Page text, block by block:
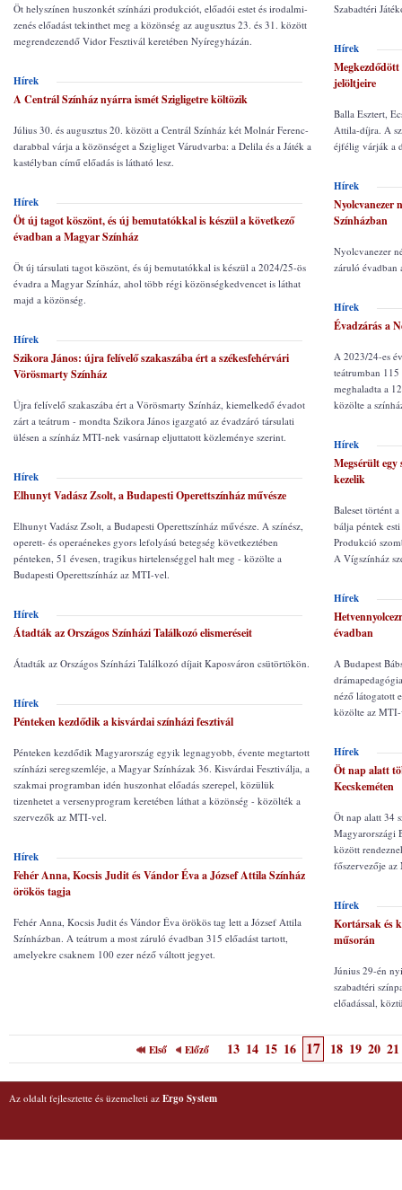
Öt helyszínen huszonkét színházi produkciót, előadói estet és irodalmi-
zenés előadást tekinthet meg a közönség az augusztus 23. és 31. között
megrendezendő Vidor Fesztivál keretében Nyíregyházán.
Hírek
A Centrál Színház nyárra ismét Szigligetre költözik
Július 30. és augusztus 20. között a Centrál Színház két Molnár Ferenc-
darabbal várja a közönséget a Szigliget Várudvarba: a Delila és a Játék a
kastélyban című előadás is látható lesz.
Hírek
Öt új tagot köszönt, és új bemutatókkal is készül a következő
évadban a Magyar Színház
Öt új társulati tagot köszönt, és új bemutatókkal is készül a 2024/25-ös
évadra a Magyar Színház, ahol több régi közönségkedvencet is láthat
majd a közönség.
Hírek
Szikora János: újra felívelő szakaszába ért a székesfehérvári
Vörösmarty Színház
Újra felívelő szakaszába ért a Vörösmarty Színház, kiemelkedő évadot
zárt a teátrum - mondta Szikora János igazgató az évadzáró társulati
ülésen a színház MTI-nek vasárnap eljuttatott közleménye szerint.
Hírek
Elhunyt Vadász Zsolt, a Budapesti Operettszínház művésze
Elhunyt Vadász Zsolt, a Budapesti Operettszínház művésze. A színész,
operett- és operaénekes gyors lefolyású betegség következtében
pénteken, 51 évesen, tragikus hirtelenséggel halt meg - közölte a
Budapesti Operettszínház az MTI-vel.
Hírek
Átadták az Országos Színházi Találkozó elismeréseit
Átadták az Országos Színházi Találkozó díjait Kaposváron csütörtökön.
Hírek
Pénteken kezdődik a kisvárdai színházi fesztivál
Pénteken kezdődik Magyarország egyik legnagyobb, évente megtartott
színházi seregszemléje, a Magyar Színházak 36. Kisvárdai Fesztiválja, a
szakmai programban idén huszonhat előadás szerepel, közülük
tizenhetet a versenyprogram keretében láthat a közönség - közölték a
szervezők az MTI-vel.
Hírek
Fehér Anna, Kocsis Judit és Vándor Éva a József Attila Színház
örökös tagja
Fehér Anna, Kocsis Judit és Vándor Éva örökös tag lett a József Attila
Színházban. A teátrum a most záruló évadban 315 előadást tartott,
amelyekre csaknem 100 ezer néző váltott jegyet.
Szabadtéri
Hírek
Megkezdődött
jelöltjeire
Balla Esztert,
Attila-díjra. A
éjfélig várják a
Hírek
Nyolcvanezer
Színházban
Nyolcvanezer
záruló évadban
Hírek
Évadzárás a
A 2023/24-es
teátrumban
meghaladta a
közölte a
Hírek
Megsérült
kezelik
Baleset történt
bálja péntek
Produkció
A Vígszínház
Hírek
évadban
A Budapest
néző látogatott
közölte az
Hírek
Öt nap alatt
Kecskeméten
Öt nap alatt 34
Magyarországi
között
főszervezője
Hírek
Kortársak és
műsorán
Június 29-én
szabadtéri
előadással,
Első Előző 13 14 15 16 17 18 19 20 21
Az oldalt fejlesztette és üzemelteti az Ergo System